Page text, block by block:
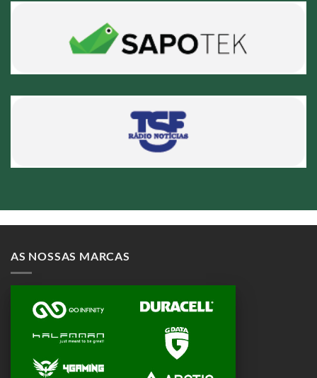
AS NOSSAS MARCAS